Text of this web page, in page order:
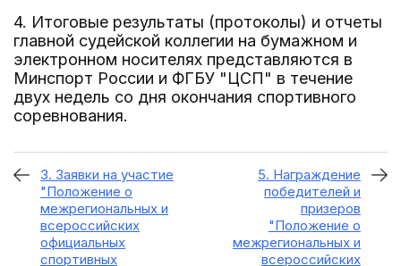
4. Итоговые результаты (протоколы) и отчеты
главной судейской коллегии на бумажном и
электронном носителях представляются в
Минспорт России и ФГБУ "ЦСП" в течение
двух недель со дня окончания спортивного
соревнования.
3. Заявки на участие
"Положение о
межрегиональных и
всероссийских
официальных
спортивных
5. Награждение
победителей и
призеров
"Положение о
межрегиональных и
всероссийских